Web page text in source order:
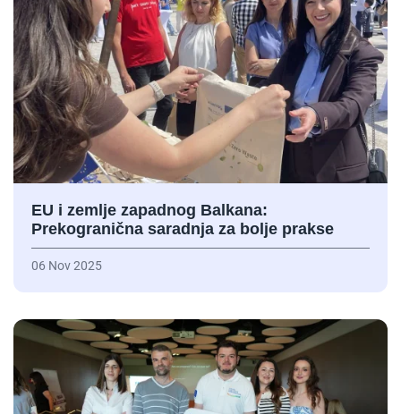
EU i zemlje zapadnog Balkana:
Prekogranična saradnja za bolje prakse
06 Nov 2025